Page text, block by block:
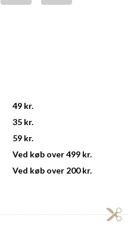
49 kr.
35 kr.
59 kr.
Ved køb over 499 kr.
Ved køb over 200 kr.